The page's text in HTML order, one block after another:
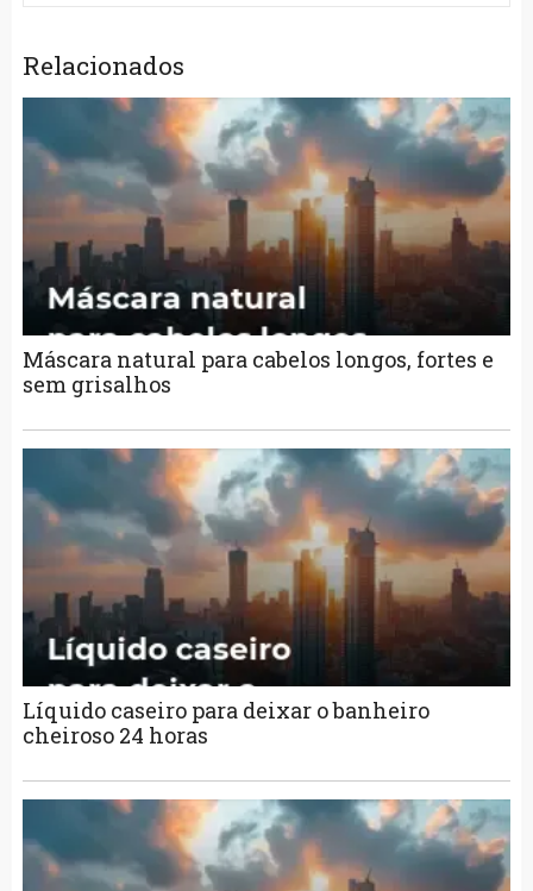
Relacionados
Máscara natural para cabelos longos, fortes e
sem grisalhos
Líquido caseiro para deixar o banheiro
cheiroso 24 horas